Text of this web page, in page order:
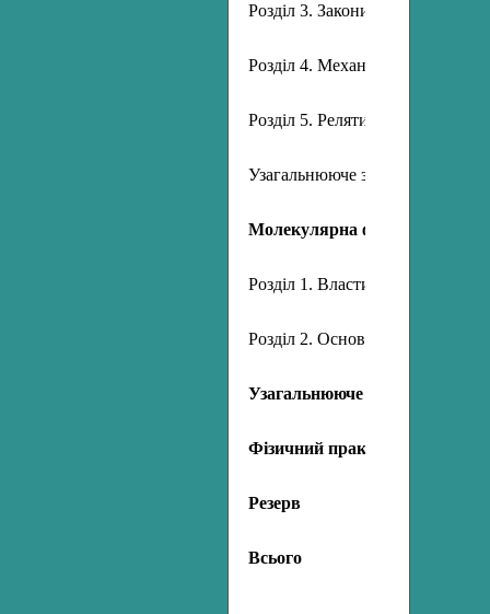
Розділ 3. Закони збереження в
Розділ 4. Механічні коливання
Розділ 5. Релятивістська
Узагальнююче заняття з
Молекулярна фізика й
Розділ 1. Властивості газів,
Розділ 2. Основи
Узагальнююче заняття з
Фізичний практикум
Резерв
Всього